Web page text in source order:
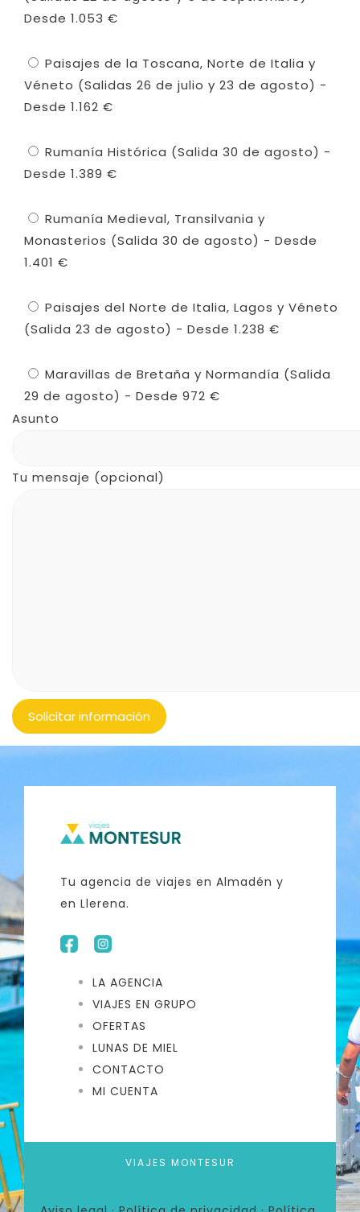
Desde 1.053 €
Paisajes de la Toscana, Norte de Italia y
Véneto (Salidas 26 de julio y 23 de agosto) -
Desde 1.162 €
Rumanía Histórica (Salida 30 de agosto) -
Desde 1.389 €
Rumanía Medieval, Transilvania y
Monasterios (Salida 30 de agosto) - Desde
1.401 €
Paisajes del Norte de Italia, Lagos y Véneto
(Salida 23 de agosto) - Desde 1.238 €
Maravillas de Bretaña y Normandía (Salida
29 de agosto) - Desde 972 €
Asunto
Tu mensaje (opcional)
Tu agencia de viajes en Almadén y
en Llerena.
LA AGENCIA
VIAJES EN GRUPO
OFERTAS
LUNAS DE MIEL
CONTACTO
MI CUENTA
VIAJES MONTESUR